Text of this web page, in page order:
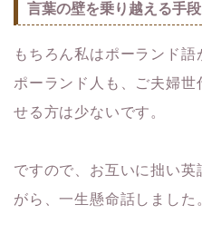
言葉の壁を乗り越える手段
もちろん私はポーランド語
ポーランド人も、ご夫婦
せる方は少ないです。
ですので、お互いに拙い
がら、一生懸命話しました